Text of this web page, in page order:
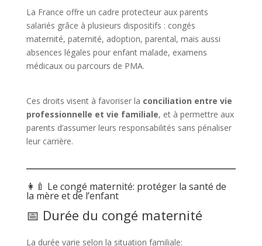
La France offre un cadre protecteur aux parents
salariés grâce à plusieurs dispositifs : congés
maternité, paternité, adoption, parental, mais aussi
absences légales pour enfant malade, examens
médicaux ou parcours de PMA.
Ces droits visent à favoriser la conciliation entre vie
professionnelle et vie familiale, et à permettre aux
parents d’assumer leurs responsabilités sans pénaliser
leur carrière.
👩‍🍼 Le congé maternité: protéger la santé de
la mère et de l’enfant
📅 Durée du congé maternité
La durée varie selon la situation familiale: